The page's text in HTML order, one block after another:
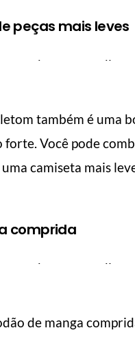
peças mais leves
também é uma
Você pode
camiseta mais
comprida
de manga